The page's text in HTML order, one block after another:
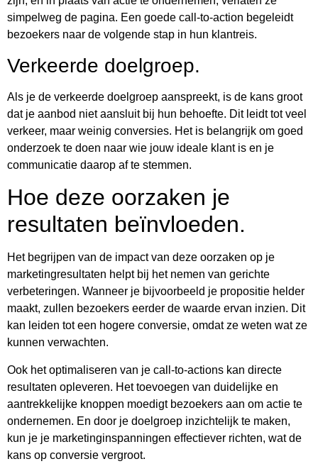
simpelweg de pagina. Een goede call-to-action begeleidt
bezoekers naar de volgende stap in hun klantreis.
Verkeerde doelgroep.
Als je de verkeerde doelgroep aanspreekt, is de kans groot
dat je aanbod niet aansluit bij hun behoefte. Dit leidt tot veel
verkeer, maar weinig conversies. Het is belangrijk om goed
onderzoek te doen naar wie jouw ideale klant is en je
communicatie daarop af te stemmen.
Hoe deze oorzaken je
resultaten beïnvloeden.
Het begrijpen van de impact van deze oorzaken op je
marketingresultaten helpt bij het nemen van gerichte
verbeteringen. Wanneer je bijvoorbeeld je propositie helder
maakt, zullen bezoekers eerder de waarde ervan inzien. Dit
kan leiden tot een hogere conversie, omdat ze weten wat ze
kunnen verwachten.
Ook het optimaliseren van je call-to-actions kan directe
resultaten opleveren. Het toevoegen van duidelijke en
aantrekkelijke knoppen moedigt bezoekers aan om actie te
ondernemen. En door je doelgroep inzichtelijk te maken,
kun je je marketinginspanningen effectiever richten, wat de
kans op conversie vergroot.